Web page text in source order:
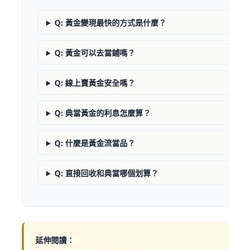
Q: 黃金變現最快的方式是什麼？
Q: 黃金可以去當鋪嗎？
Q: 線上賣黃金安全嗎？
Q: 典當黃金的利息怎麼算？
Q: 什麼是黃金流當品？
Q: 直接回收和典當哪個划算？
延伸閱讀：